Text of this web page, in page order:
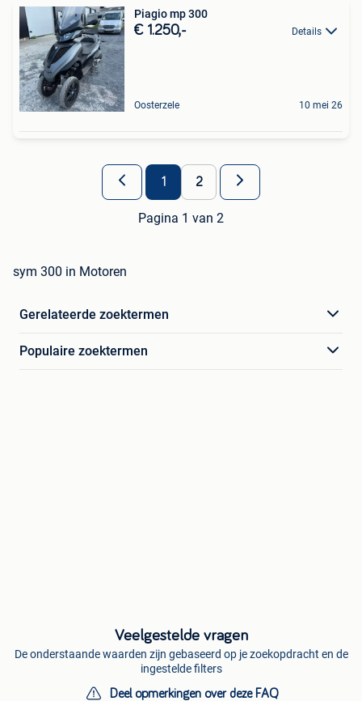
Piagio mp 300
€ 1.250,- Details
Oosterzele 10 mei 26
1 2
Pagina 1 van 2
sym 300 in Motoren
Gerelateerde zoektermen
Populaire zoektermen
Veelgestelde vragen
De onderstaande waarden zijn gebaseerd op je zoekopdracht en de
ingestelde filters
Deel opmerkingen over deze FAQ